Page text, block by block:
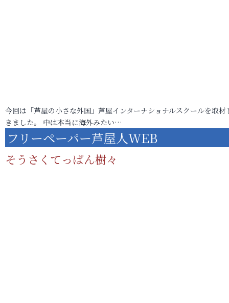
今回は「芦屋の小さな外国」芦屋インターナショナルスクールを取材
きました。 中は本当に海外みたい…
フリーペーパー芦屋人WEB
そうさくてっぱん樹々